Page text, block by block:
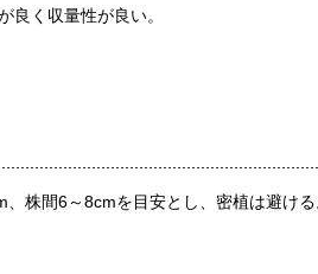
良く収量性が良い。
、株間6～8cmを目安とし、密植は避け